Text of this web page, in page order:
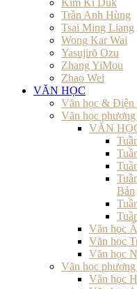
Kim Ki Duk
Trần Anh Hùng
Tsai Ming Liang
Wong Kar Wai
Yasujirō Ozu
Zhang YiMou
Zhao Wei
VĂN HỌC
Văn học & Điện
Văn học
VĂN
Bản
Văn học
Văn học
Văn học
Văn học
Văn học